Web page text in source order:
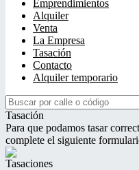
Emprendimientos
Alquiler
Venta
La Empresa
Tasación
Contacto
Alquiler temporario
Tasación
Para que podamos tasar
complete el siguiente
Tasaciones